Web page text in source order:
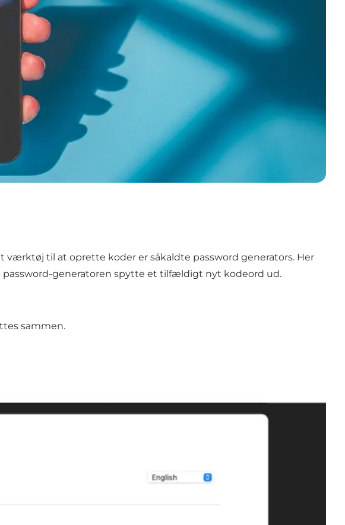
til at oprette koder er såkaldte password generators. Her
password-generatoren spytte et tilfældigt nyt kodeord ud.
sammen.